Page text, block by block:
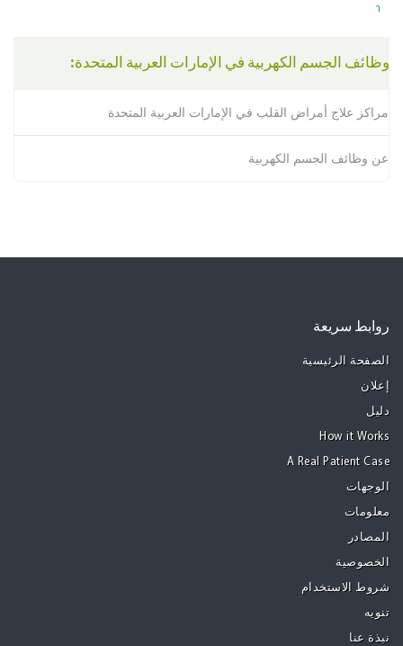
Health
وظائف الجسم الكهربية في الإمارات العربية المتحدة:
مراكز علاج أمراض القلب في الإمارات العربية المتحدة
عن وظائف الجسم الكهربية
روابط سريعة
الصفحة الرئيسية
إعلان
دليل
How it Works
A Real Patient Case
الوجهات
معلومات
المصادر
الخصوصية
شروط الاستخدام
تنويه
نبذة عنا